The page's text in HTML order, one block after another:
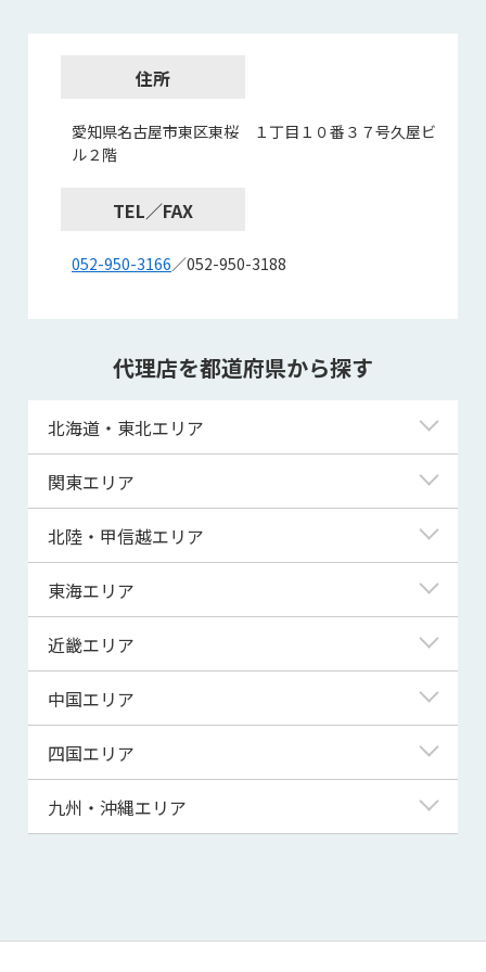
住所
愛知県名古屋市東区東桜 １丁目１０番３７号久屋ビ
ル２階
TEL／FAX
052-950-3166／052-950-3188
代理店を都道府県から探す
北海道・東北エリア
北海道
青森県
宮城県
秋田県
山形県
関東エリア
東京都
神奈川県
埼玉県
千葉県
茨城県
群馬県
北陸・甲信越エリア
新潟県
富山県
福井県
山梨県
長野県
東海エリア
岐阜県
静岡県
三重県
近畿エリア
滋賀県
京都府
大阪府
兵庫県
和歌山県
中国エリア
鳥取県
島根県
山口県
四国エリア
徳島県
高知県
九州・沖縄エリア